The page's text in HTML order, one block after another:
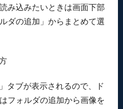
み込みたいときは画面下部
ダの追加」からまとめて選
タブが表示されるので、ド
フォルダの追加から画像を